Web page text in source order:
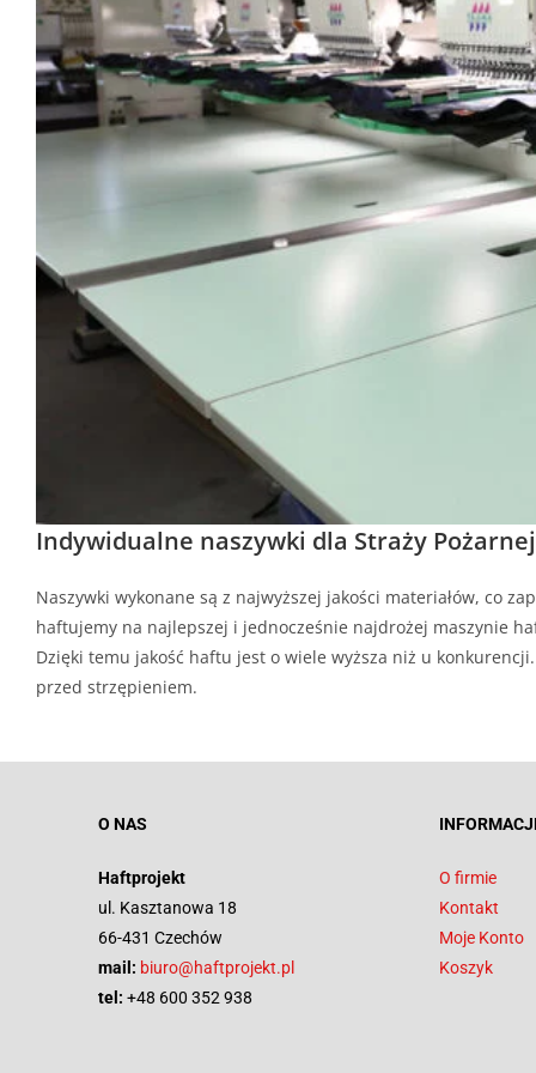
Indywidualne naszywki dla Straży
Naszywki wykonane są z najwyższej jakości materiałów, co
haftujemy na najlepszej i jednocześnie najdrożej maszynie
Dzięki temu jakość haftu jest o wiele wyższa niż u
przed strzępieniem.
O NAS
Haftprojekt
ul. Kasztanowa 18
66-431 Czechów
mail: biuro@haftprojekt.pl
tel: +48 600 352 938
O firmie
Kontakt
Moje Konto
Koszyk